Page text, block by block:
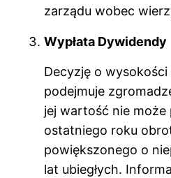
zarządu wobec
Wypłata Dywidendy
Decyzję o
podejmuje
jej wartość nie
ostatniego roku
powiększonego o
lat ubiegłych.